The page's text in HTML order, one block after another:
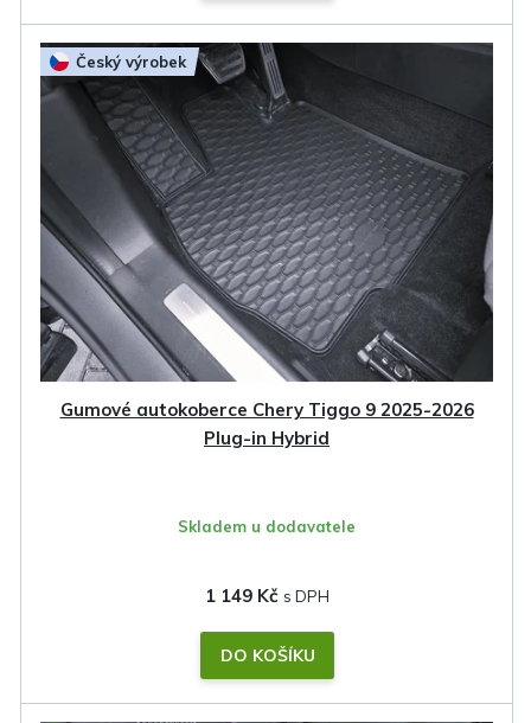
Český výrobek
Gumové autokoberce Chery Tiggo 9 2025-2026
Plug-in Hybrid
Skladem u dodavatele
1 149 Kč
DO KOŠÍKU